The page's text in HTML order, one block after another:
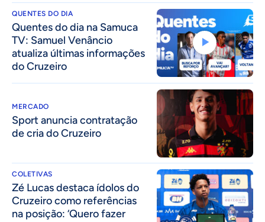
QUENTES DO DIA
Quentes do dia na Samuca
TV: Samuel Venâncio
atualiza últimas informações
do Cruzeiro
MERCADO
Sport anuncia contratação
de cria do Cruzeiro
COLETIVAS
Zé Lucas destaca ídolos do
Cruzeiro como referências
na posição: ‘Quero fazer